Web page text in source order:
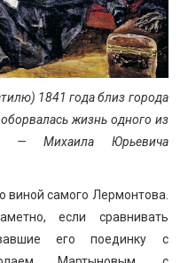
1841 года близ города
жизнь одного из
— Михаила Юрьевича
виной самого Лермонтова.
если сравнивать
его поединку с